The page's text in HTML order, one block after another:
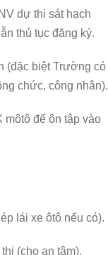
dự thi sát hạch
thủ tục đăng ký.
(đặc biệt Trường có
chức, công nhân).
môtô để ôn tập vào
lái xe ôtô nếu có).
(cho an tâm).